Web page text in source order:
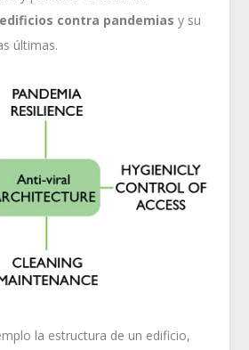
contra pandemias y su
últimas.
la estructura de un edificio,